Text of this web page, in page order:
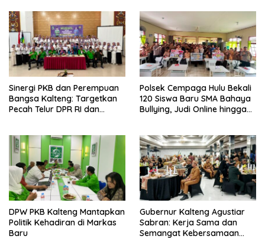
Sinergi PKB dan Perempuan
Bangsa Kalteng: Targetkan
Pecah Telur DPR RI dan
Polsek Cempaga Hulu Bekali
120 Siswa Baru SMA Bahaya
Bullying, Judi Online hingga
DPW PKB Kalteng Mantapkan
Politik Kehadiran di Markas
Baru
Gubernur Kalteng Agustiar
Sabran: Kerja Sama dan
Semangat Kebersamaan